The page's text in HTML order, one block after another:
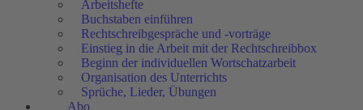
Arbeitshefte
Buchstaben einführen
Rechtschreibgespräche und -vorträge
Einstieg in die Arbeit mit der Rechtschreibbox
Beginn der individuellen Wortschatzarbeit
Organisation des Unterrichts
Sprüche, Lieder, Übungen
Abo